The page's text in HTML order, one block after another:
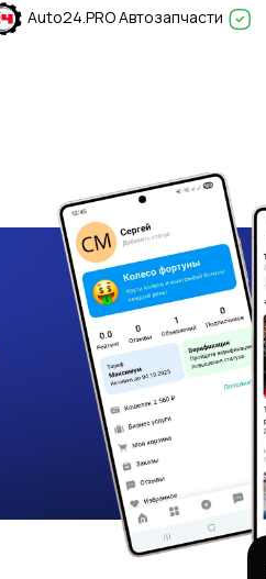
Auto24.PRO Автозапчасти